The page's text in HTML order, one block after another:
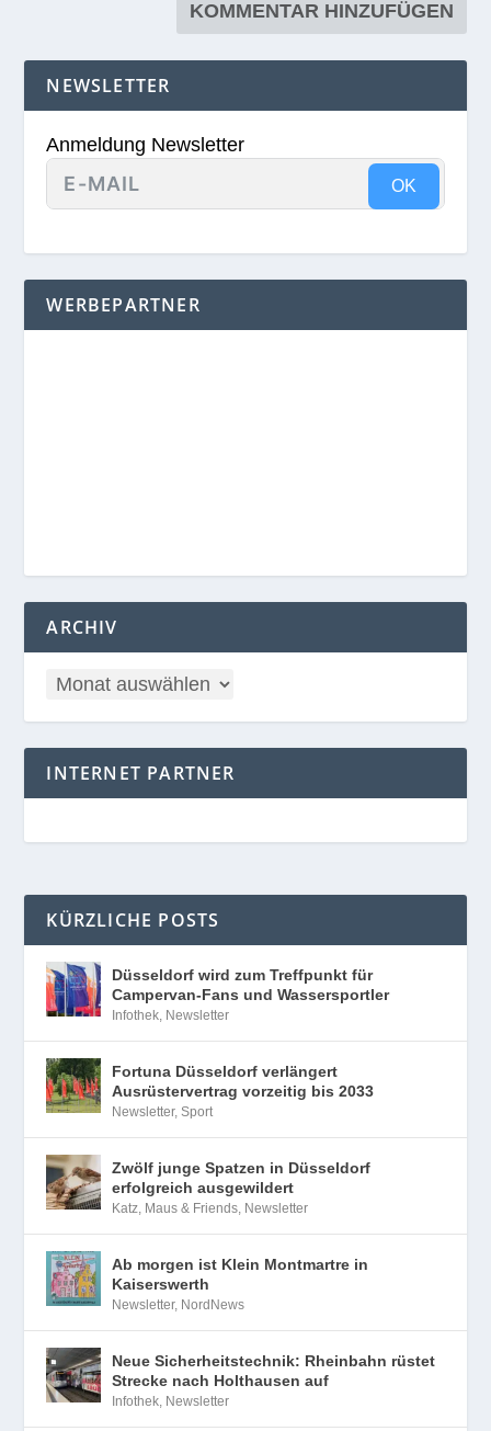
NEWSLETTER
Anmeldung Newsletter
OK
WERBEPARTNER
ARCHIV
INTERNET PARTNER
KÜRZLICHE POSTS
Düsseldorf wird zum Treffpunkt für
Campervan-Fans und Wassersportler
Infothek, Newsletter
Fortuna Düsseldorf verlängert
Ausrüstervertrag vorzeitig bis 2033
Newsletter,Sport
Zwölf junge Spatzen in Düsseldorf
erfolgreich ausgewildert
Katz, Maus & Friends, Newsletter
Ab morgen ist Klein Montmartre in
Kaiserswerth
Newsletter, NordNews
Neue Sicherheitstechnik: Rheinbahn rüstet
Strecke nach Holthausen auf
Infothek, Newsletter